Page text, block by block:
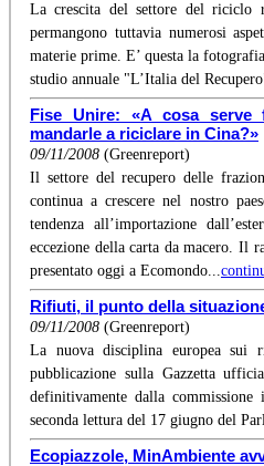
La crescita del settore del riciclo
permangono tuttavia numerosi
materie prime. E’ questa la
studio annuale "L’Italia del
Fise Unire: «A cosa serve
mandarle a riciclare in Cina?»
09/11/2008 (Greenreport)
Il settore del recupero delle
continua a crescere nel nostro
tendenza all’importazione
eccezione della carta da macero. Il
presentato oggi a Ecomondo...
Rifiuti, il punto della
09/11/2008 (Greenreport)
La nuova disciplina europea sui
pubblicazione sulla Gazzetta
definitivamente dalla
seconda lettura del 17 giugno del
Ecopiazzole, MinAmbiente